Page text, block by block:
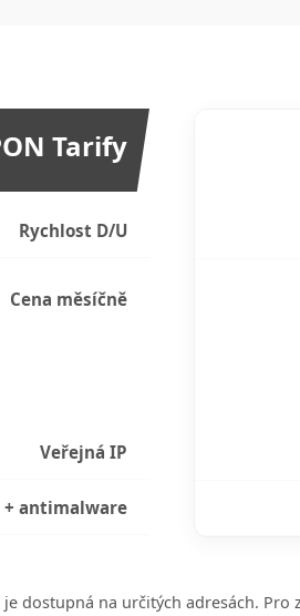
Tarify
Rychlost D/U
Cena měsíčně
Veřejná IP
antimalware
je dostupná na určitých adresách.